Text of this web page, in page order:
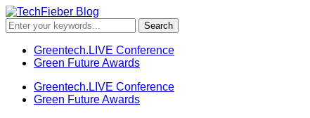
Greentech.LIVE Conference
Green Future Awards
Greentech.LIVE Conference
Green Future Awards